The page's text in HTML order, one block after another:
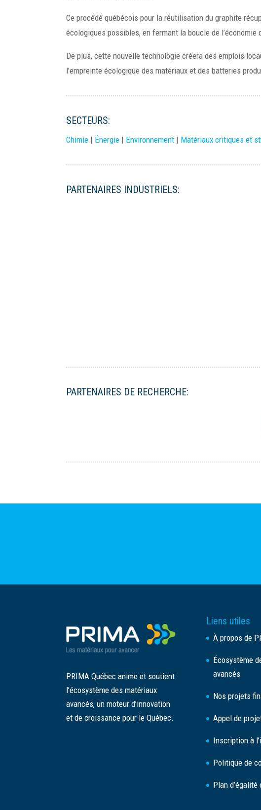
Ce procédé québécois pour la réutilisation du graphite
écologiques possibles, en fermant la boucle de l’économie
De plus, cette nouvelle technologie créera des emplois
l’empreinte écologique des matériaux et des batteries
SECTEURS:
Chimie | Énergie | Environnement | Matériaux critiques et
PARTENAIRES INDUSTRIELS:
PARTENAIRES DE RECHERCHE:
PRIMA Québec anime et soutient
l’écosystème des matériaux
avancés, un moteur d’innovation
et de croissance pour le Québec.
Liens utiles
À propos de
Écosystème
avancés
Nos projets
Appel de
Inscription à
Politique de
Plan d’égalité